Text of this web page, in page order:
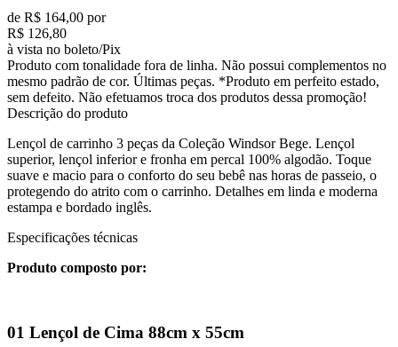
de R$ 164,00 por
R$ 126,80
à vista no boleto/Pix
Produto com tonalidade fora de linha. Não possui complementos no
mesmo padrão de cor. Últimas peças. *Produto em perfeito estado,
sem defeito. Não efetuamos troca dos produtos dessa promoção!
Descrição do produto
Lençol de carrinho 3 peças da Coleção Windsor Bege. Lençol
superior, lençol inferior e fronha em percal 100% algodão. Toque
suave e macio para o conforto do seu bebê nas horas de passeio, o
protegendo do atrito com o carrinho. Detalhes em linda e moderna
estampa e bordado inglês.
Especificações técnicas
Produto composto por:
01 Lençol de Cima 88cm x 55cm